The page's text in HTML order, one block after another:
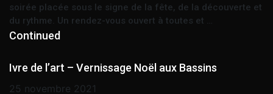
soirée placée sous le signe de la fête, de la découverte et
du rythme. Un rendez-vous ouvert à toutes et …
Continued
Ivre de l’art – Vernissage Noël aux Bassins
25 novembre 2021